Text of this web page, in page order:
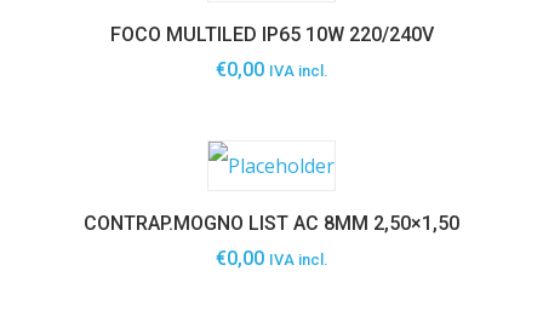
FOCO MULTILED IP65 10W 220/240V
€0,00 IVA incl.
CONTRAP.MOGNO LIST AC 8MM 2,50×1,50
€0,00 IVA incl.